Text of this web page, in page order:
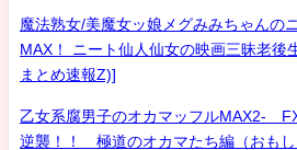
魔法熟女/美魔女ッ娘メグみみちゃんの
MAX！ ニート仙人仙女の映画三昧老後
まとめ速報Z)]
乙女系腐男子のオカマッフルMAX2-
逆襲！！ 極道のオカマたち編（おもし